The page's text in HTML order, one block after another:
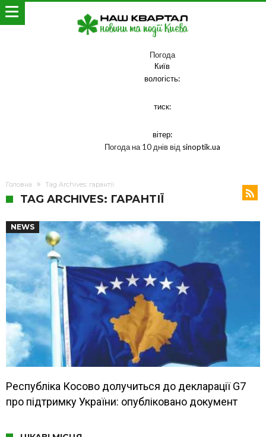
Погода
Київ
вологість:
тиск:
вітер:
Погода на 10 днів від sinoptik.ua
Головна Tag Archives: гарантії
TAG ARCHIVES: ГАРАНТІЇ
NEWS
Республіка Косово долучиться до декларації G7
про підтримку України: опубліковано документ